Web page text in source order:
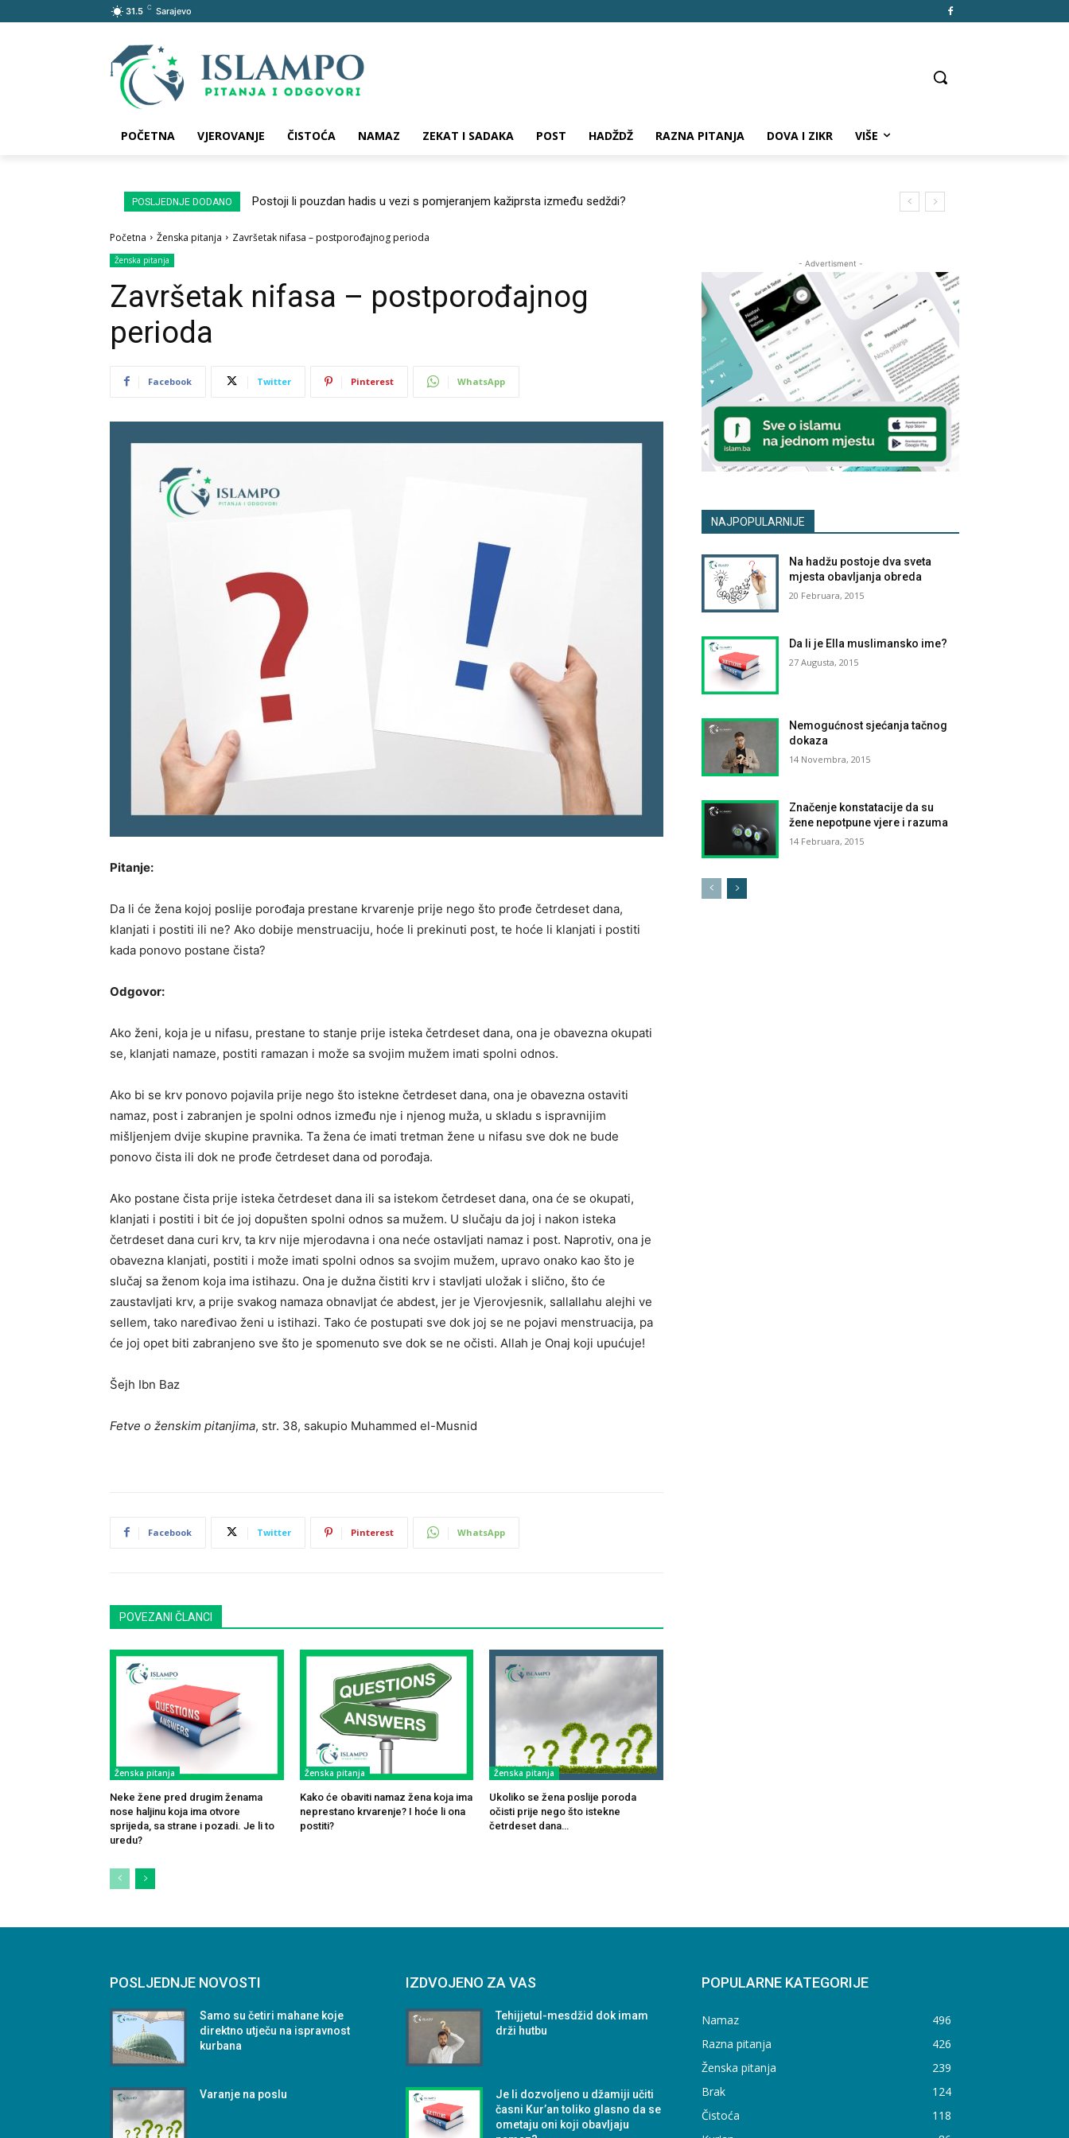
31.5 C Sarajevo
POČETNA VJEROVANJE ČISTOĆA NAMAZ ZEKAT I SADAKA POST HADŽDŽ RAZNA PITANJA DOVA I ZIKR VIŠE
POSLJEDNJE DODANO Postoji li pouzdan hadis u vezi s pomjeranjem kažiprsta između sedždi?
Početna Ženska pitanja Završetak nifasa – postporođajnog perioda
Ženska pitanja
Završetak nifasa – postporođajnog
perioda
Facebook Twitter Pinterest WhatsApp
Pitanje:
Da li će žena kojoj poslije porođaja prestane krvarenje prije nego što prođe četrdeset dana,
klanjati i postiti ili ne? Ako dobije menstruaciju, hoće li prekinuti post, te hoće li klanjati i postiti
kada ponovo postane čista?
Odgovor:
Ako ženi, koja je u nifasu, prestane to stanje prije isteka četrdeset dana, ona je obavezna okupati
se, klanjati namaze, postiti ramazan i može sa svojim mužem imati spolni odnos.
Ako bi se krv ponovo pojavila prije nego što istekne četrdeset dana, ona je obavezna ostaviti
namaz, post i zabranjen je spolni odnos između nje i njenog muža, u skladu s ispravnijim
mišljenjem dvije skupine pravnika. Ta žena će imati tretman žene u nifasu sve dok ne bude
ponovo čista ili dok ne prođe četrdeset dana od porođaja.
Ako postane čista prije isteka četrdeset dana ili sa istekom četrdeset dana, ona će se okupati,
klanjati i postiti i bit će joj dopušten spolni odnos sa mužem. U slučaju da joj i nakon isteka
četrdeset dana curi krv, ta krv nije mjerodavna i ona neće ostavljati namaz i post. Naprotiv, ona je
obavezna klanjati, postiti i može imati spolni odnos sa svojim mužem, upravo onako kao što je
slučaj sa ženom koja ima istihazu. Ona je dužna čistiti krv i stavljati uložak i slično, što će
zaustavljati krv, a prije svakog namaza obnavljat će abdest, jer je Vjerovjesnik, sallallahu alejhi ve
sellem, tako naređivao ženi u istihazi. Tako će postupati sve dok joj se ne pojavi menstruacija, pa
će joj opet biti zabranjeno sve što je spomenuto sve dok se ne očisti. Allah je Onaj koji upućuje!
Šejh Ibn Baz
Fetve o ženskim pitanjima, str. 38, sakupio Muhammed el-Musnid
Facebook Twitter Pinterest WhatsApp
POVEZANI ČLANCI
Ženska pitanja
Neke žene pred drugim ženama
nose haljinu koja ima otvore
sprijeda, sa strane i pozadi. Je li to
uredu?
Ženska pitanja
Kako će obaviti namaz žena koja ima
neprestano krvarenje? I hoće li ona
postiti?
Ženska pitanja
Ukoliko se žena poslije poroda
očisti prije nego što istekne
četrdeset dana…
- Advertisment -
NAJPOPULARNIJE
Na hadžu postoje dva sveta
mjesta obavljanja obreda
20 Februara, 2015
Da li je Ella muslimansko ime?
27 Augusta, 2015
Nemogućnost sjećanja tačnog
dokaza
14 Novembra, 2015
Značenje konstatacije da su
žene nepotpune vjere i razuma
14 Februara, 2015
POSLJEDNJE NOVOSTI
Samo su četiri mahane koje
direktno utječu na ispravnost
kurbana
Varanje na poslu
IZDVOJENO ZA VAS
Tehijjetul-mesdžid dok imam
drži hutbu
Je li dozvoljeno u džamiji učiti
časni Kur’an toliko glasno da se
ometaju oni koji obavljaju
POPULARNE KATEGORIJE
Namaz
496
Razna pitanja
426
Ženska pitanja
239
Brak
124
Čistoća
118